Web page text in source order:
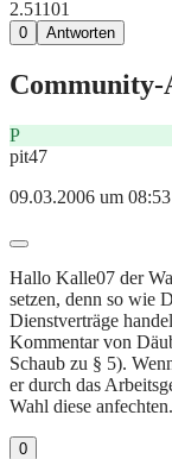
2.51101
0 Antworten
P
pit47
09.03.2006 um
Hallo Kalle07 der
setzen, denn so wie
Dienstverträge
Kommentar von
Schaub zu § 5).
er durch das
Wahl diese anfechten.
0